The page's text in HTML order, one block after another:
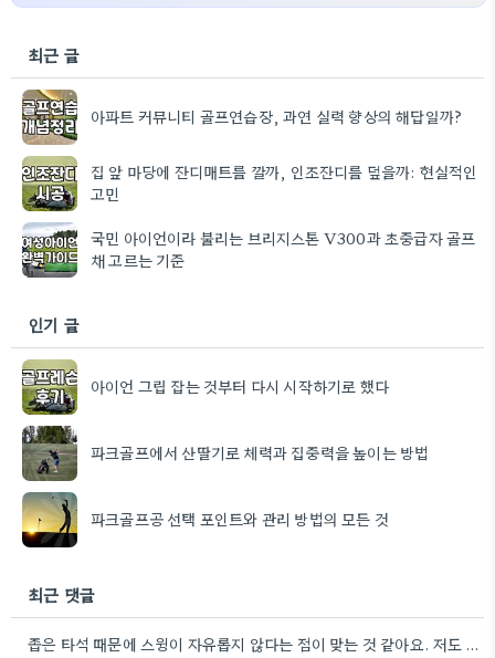
최근 글
아파트 커뮤니티 골프연습장, 과연 실력 향상의 해답일까?
집 앞 마당에 잔디매트를 깔까, 인조잔디를 덮을까: 현실적인
고민
국민 아이언이라 불리는 브리지스톤 V300과 초중급자 골프
채 고르는 기준
인기 글
아이언 그립 잡는 것부터 다시 시작하기로 했다
파크골프에서 산딸기로 체력과 집중력을 높이는 방법
파크골프공 선택 포인트와 관리 방법의 모든 것
최근 댓글
좁은 타석 때문에 스윙이 자유롭지 않다는 점이 맞는 것 같아요. 저도 비슷한 경험이 있어서, 넓은…